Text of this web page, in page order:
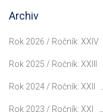
Archiv
Rok 2026 / Ročník: XXIV
Rok 2025 / Ročník: XXIII
Rok 2024 / Ročník: XXII
Rok 2023 / Ročník: XXI